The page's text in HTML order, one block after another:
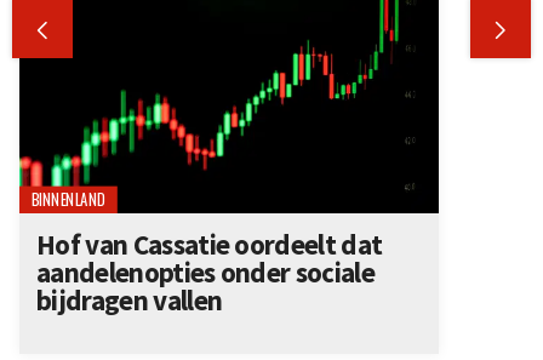
 
BINNENLAND
Hof van Cassatie oordeelt dat
aandelenopties onder sociale
bijdragen vallen